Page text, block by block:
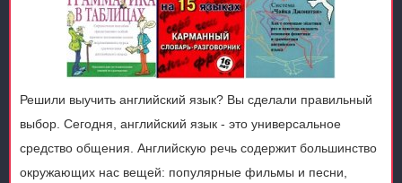
Решили выучить английский язык? Вы сделали правильный
выбор. Сегодня, английский язык - это универсальное
средство общения. Английскую речь содержит большинство
окружающих нас вещей: популярные фильмы и песни,